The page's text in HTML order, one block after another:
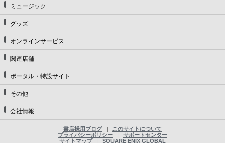
ミュージック
グッズ
オンラインサービス
関連店舗
ポータル・特設サイト
その他
会社情報
書店様用ブログ
このサイトについて
プライバシーポリシー
サポートセンター
サイトマップ
SQUARE ENIX GLOBAL